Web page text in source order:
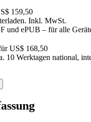
159,50
Inkl. MwSt.
und ePUB – für alle
US$ 168,50
10 Werktagen national,